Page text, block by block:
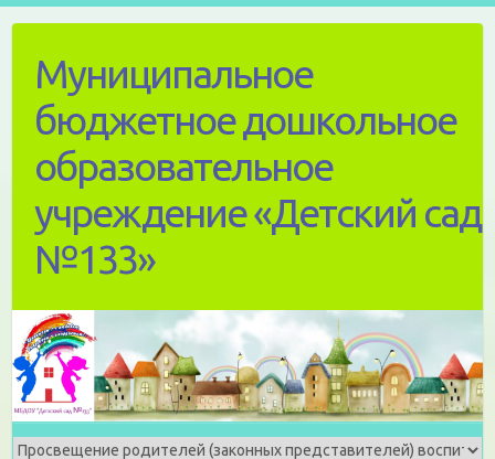
contentМуниципальное
бюджетное дошкольное
образовательное
учреждение «Детский сад
№133»